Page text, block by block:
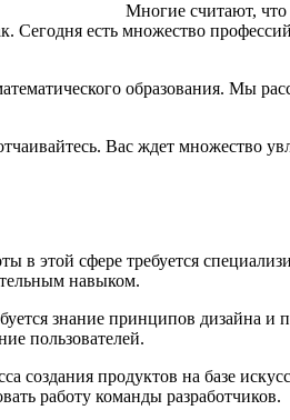
Многие считают, что
Сегодня есть множество
образования. Мы
Вас ждет множество
в этой сфере требуется
навыком.
знание принципов дизайна и
пользователей.
создания продуктов на базе
работу команды разработчиков.